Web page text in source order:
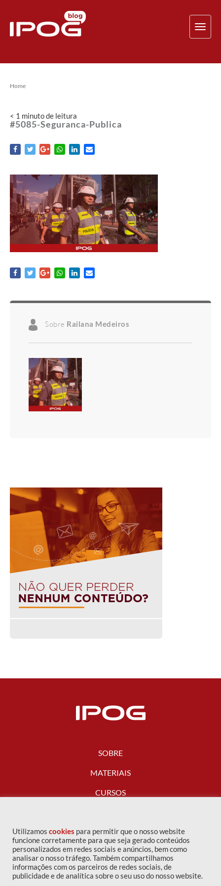
Home
< 1 minutode leitura
#5085-Seguranca-Publica
Sobre Railana Medeiros
SOBRE
MATERIAIS
CURSOS
FALE CONOSCO
Utilizamos cookies para permitir que o nosso website
funcione corretamente para que seja gerado conteúdos
personalizados em redes sociais e anúncios, bem como
analisar o nosso tráfego. Também compartilhamos
informações com os parceiros de redes sociais, de
publicidade e de analítica sobre o seu uso do nosso website.